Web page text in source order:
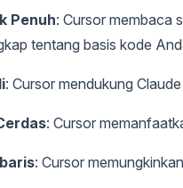
Penuh: Cursor membaca
tentang basis kode
: Cursor mendukung
: Cursor
: Cursor